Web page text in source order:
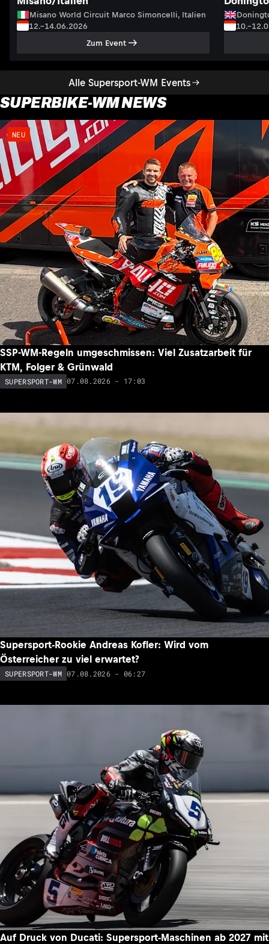
Alle Supersport-WM Events
Misano World Circuit Marco Simoncelli, Italien
12.–14.06.2026
Zum Event
SUPERBIKE-WM NEWS
NEU
SSP-WM-Regeln umgeschmissen: Viel Zusatzarbeit für
KTM, Folger & Grünwald
SUPERSPORT-WM 07.08.2026 - 17:03
Supersport-Rookie Andreas Kofler: Wird vom
Österreicher zu viel erwartet?
SUPERSPORT-WM 07.08.2026 - 06:27
Auf Druck von Ducati: Supersport-Maschinen ab 2027 mit